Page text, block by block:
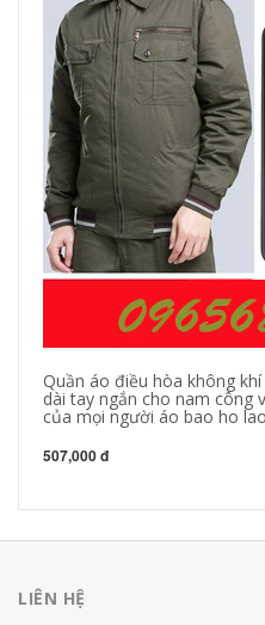
Quần áo điều hòa không
dài tay ngắn cho nam công
của mọi người áo bao ho
507,000 đ
LIÊN HỆ